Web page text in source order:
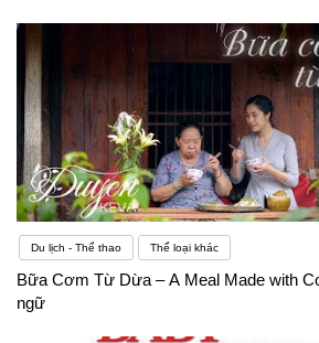
Du lịch - Thể thao Thể loại khác
Bữa Cơm Từ Dừa – A Meal Made with
ngữ